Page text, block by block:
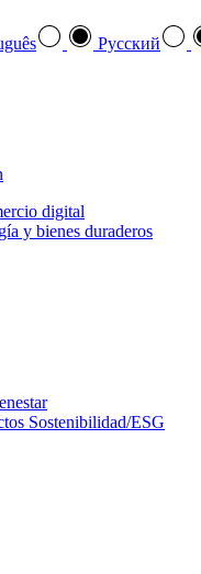
Pусский
digital
y bienes duraderos
Sostenibilidad/ESG